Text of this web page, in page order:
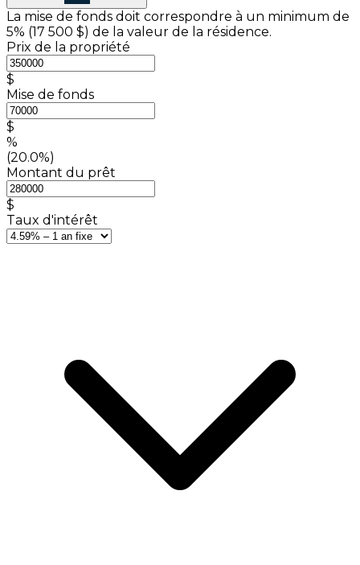
La mise de fonds doit correspondre à un minimum de
5% (17 500 $) de la valeur de la résidence.
Prix de la propriété
$
Mise de fonds
$
%
(20.0%)
Montant du prêt
$
Taux d'intérêt